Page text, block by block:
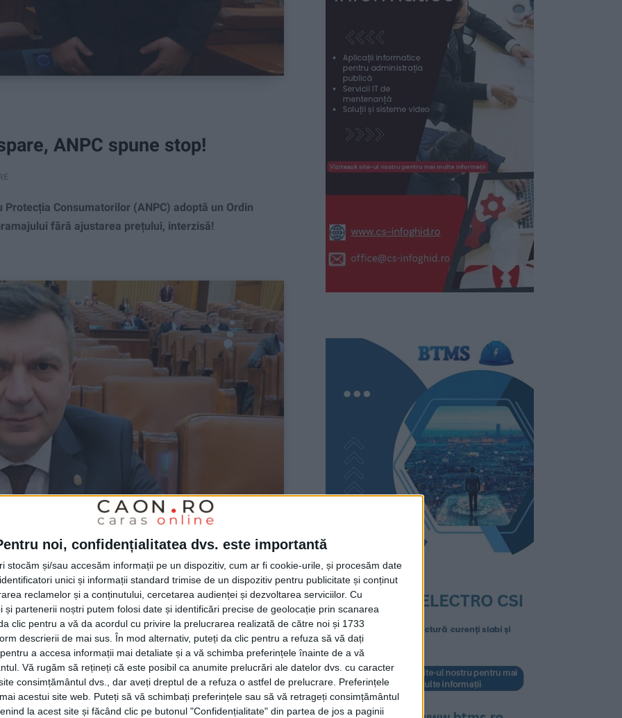
noi, confidențialitatea dvs. este importantă
stocăm și/sau accesăm informații pe un dispozitiv, cum ar fi cookie-urile, și procesăm date
unici și informații standard trimise de un dispozitiv pentru publicitate și conținut
reclamelor și a conținutului, cercetarea audienței și dezvoltarea serviciilor. Cu
și partenerii noștri putem folosi date și identificări precise de geolocație prin scanarea
clic pentru a vă da acordul cu privire la prelucrarea realizată de către noi și 1733
descrierii de mai sus. În mod alternativ, puteți da clic pentru a refuza să vă dați
a accesa informații mai detaliate și a vă schimba preferințele înainte de a vă
Vă rugăm să rețineți că este posibil ca anumite prelucrări ale datelor dvs. cu caracter
consimțământul dvs., dar aveți dreptul de a refuza o astfel de prelucrare. Preferințele
acestui site web. Puteți să vă schimbați preferințele sau să vă retrageți consimțământul
la acest site și făcând clic pe butonul "Confidențialitate" din partea de jos a paginii
ANPC spune stop!
Consumatorilor (ANPC) adoptă un Ordin
fără ajustarea prețului, interzisă!
obligatoriu la